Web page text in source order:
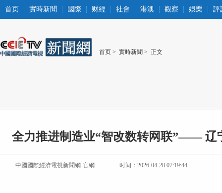
首页 實時新聞 國際 财經 社會 港澳 觀察 娛樂 評
首页 > 實時新聞 > 正文
全力推进制造业“智改数转网联”—— 辽
中國國際經濟電視新聞網-官網 时间：2026-04-28 07:19:44